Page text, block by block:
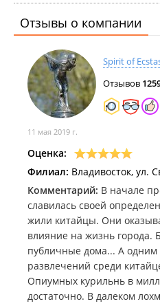
впечатление. В отличие
контор, в которых напрочь
и явно чувствуется
что "взлезших" в этот
знают лучше тебя, что
гнут цены за далеко не
прислушиваются к тебе,
информацию по
предлагают услуги,
за РЕАЛЬНОЕ качество
прочего есть возможность
которых ты заинтересован.
Резюмируя, хочу сказать,
времени, пока я буду
ближайшей перспективе
фрейдовскую привычку:) ),
сюда.
Ребята показывают
Отзывы о компании
Spirit of
Отзывов
11 мая 2019 г.
Оценка:
Филиал: Владивосток, ул.
Комментарий: В начале
славилась своей
жили китайцы. Они
влияние на жизнь города.
публичные дома... А
развлечений среди
Опиумных курильнь в
достаточно. В далеком